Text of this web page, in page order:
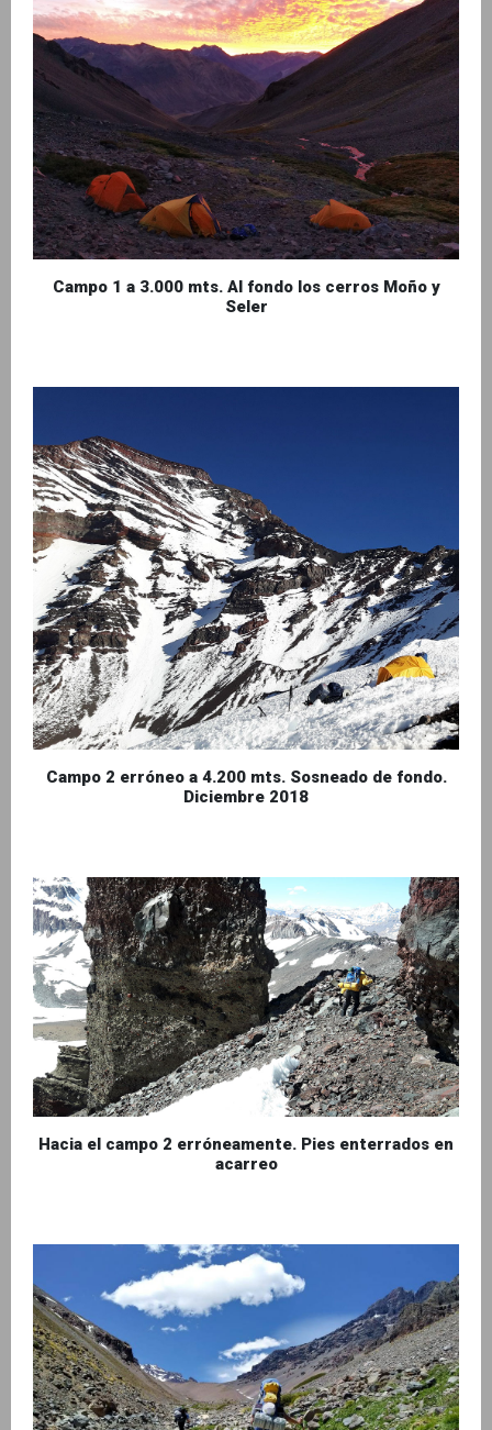
Campo 1 a 3.000 mts. Al fondo los cerros Moño y
Seler
Campo 2 erróneo a 4.200 mts. Sosneado de fondo.
Diciembre 2018
Hacia el campo 2 erróneamente. Pies enterrados en
acarreo